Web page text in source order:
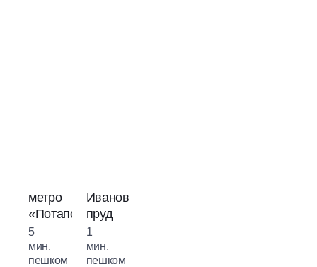
метро
«Потапово»
5
мин.
пешком
Ивановский
пруд
1
мин.
пешком